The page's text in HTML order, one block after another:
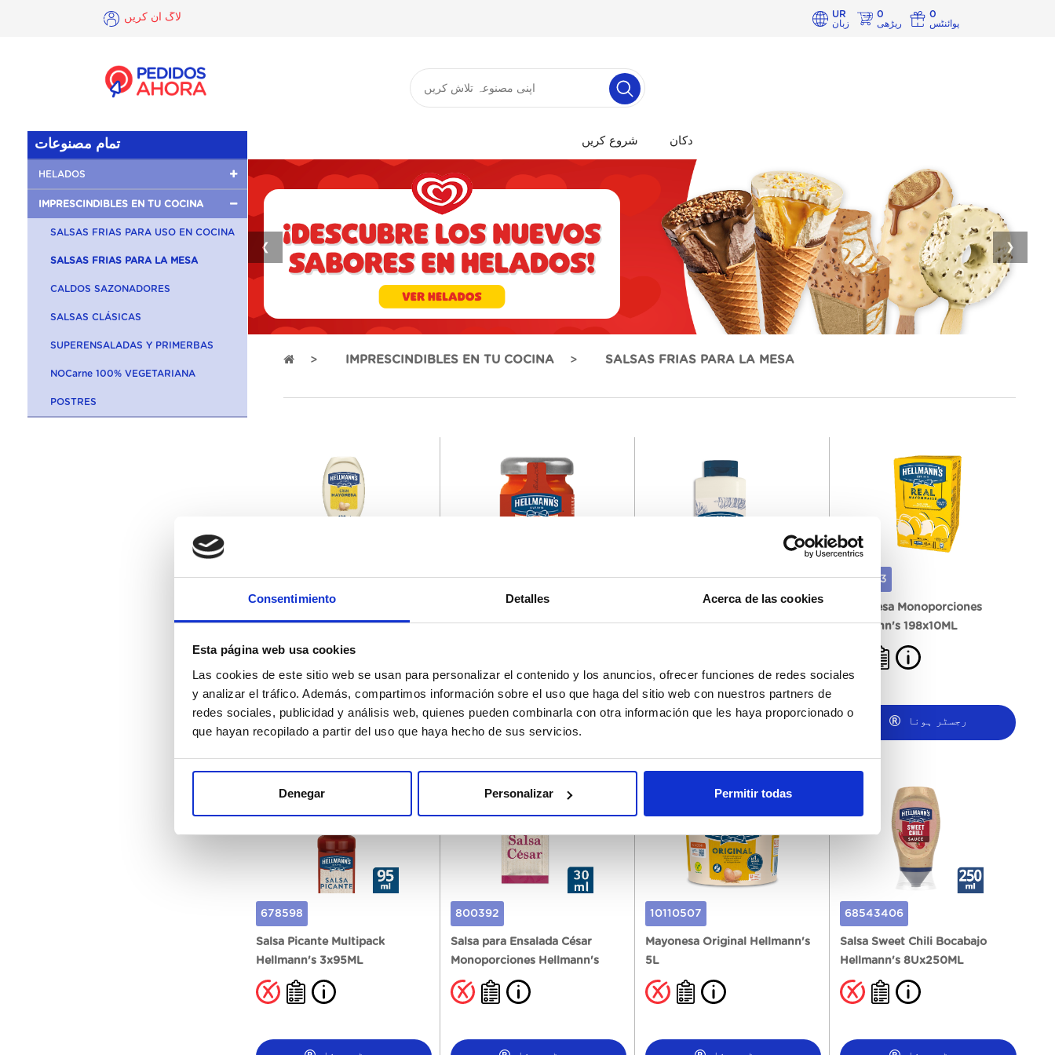
Consentimiento Detalles Acerca de las cookies
Esta página web usa cookies
Las cookies de este sitio web se usan para personalizar el contenido y los anuncios, ofrecer funciones de redes sociales
y analizar el tráfico. Además, compartimos información sobre el uso que haga del sitio web con nuestros partners de
redes sociales, publicidad y análisis web, quienes pueden combinarla con otra información que les haya proporcionado o
que hayan recopilado a partir del uso que haya hecho de sus servicios.
Denegar Personalizar Permitir todas
لاگ ان کریں
UR
زبان
0
ریڑھی
0
پوائنٹس
تمام مصنوعات
HELADOS
IMPRESCINDIBLES EN TU COCINA
SALSAS FRIAS PARA USO EN COCINA
SALSAS FRIAS PARA LA MESA
CALDOS SAZONADORES
SALSAS CLÁSICAS
SUPERENSALADAS Y PRIMERBAS
NOCarne 100% VEGETARIANA
POSTRES
شروع کریں دکان
❮ ❯
IMPRESCINDIBLES EN TU COCINA SALSAS FRIAS PARA LA MESA
194758
12Ux430ML
رجسٹر ہونا
486001
37GR
675657
رجسٹر ہونا
676823
Mayonesa Monoporciones
Hellmann's 198x10ML
رجسٹر ہونا
678598
Salsa Picante Multipack
Hellmann's 3x95ML
800392
Salsa para Ensalada César
Monoporciones Hellmann's
50x30ML
10110507
Mayonesa Original Hellmann's
5L
68543406
Salsa Sweet Chili Bocabajo
Hellmann's 8Ux250ML